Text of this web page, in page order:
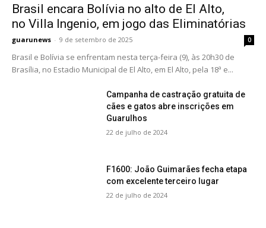
Brasil encara Bolívia no alto de El Alto,
no Villa Ingenio, em jogo das Eliminatórias
guarunews - 9 de setembro de 2025 0
Brasil e Bolívia se enfrentam nesta terça-feira (9), às 20h30 de
Brasília, no Estadio Municipal de El Alto, em El Alto, pela 18ª e...
Campanha de castração gratuita de
cães e gatos abre inscrições em
Guarulhos
22 de julho de 2024
F1600: João Guimarães fecha etapa
com excelente terceiro lugar
22 de julho de 2024